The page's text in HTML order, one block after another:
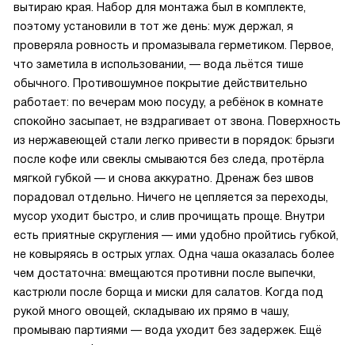
вытираю края. Набор для монтажа был в комплекте,
поэтому установили в тот же день: муж держал, я
проверяла ровность и промазывала герметиком. Первое,
что заметила в использовании, — вода льётся тише
обычного. Противошумное покрытие действительно
работает: по вечерам мою посуду, а ребёнок в комнате
спокойно засыпает, не вздрагивает от звона. Поверхность
из нержавеющей стали легко привести в порядок: брызги
после кофе или свеклы смываются без следа, протёрла
мягкой губкой — и снова аккуратно. Дренаж без швов
порадовал отдельно. Ничего не цепляется за переходы,
мусор уходит быстро, и слив прочищать проще. Внутри
есть приятные скругления — ими удобно пройтись губкой,
не ковыряясь в острых углах. Одна чаша оказалась более
чем достаточна: вмещаются противни после выпечки,
кастрюли после борща и миски для салатов. Когда под
рукой много овощей, складываю их прямо в чашу,
промываю партиями — вода уходит без задержек. Ещё